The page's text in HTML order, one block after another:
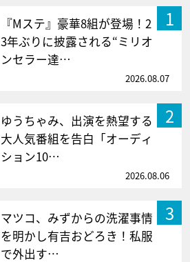
1
『Mステ』豪華8組が登場！2
3年ぶりに披露される“ミリオ
ンセラー達…
2026.08.07
2
ゆうちゃみ、出演を熱望する
大人気番組を告白「オーディ
ション10…
2026.08.06
3
マツコ、みずからの洗濯事情
を明かし有吉おどろき！私服
で外出す…